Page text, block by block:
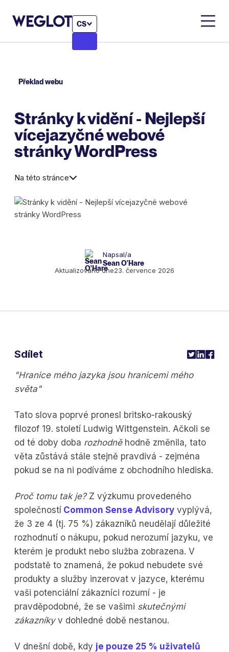
CS
Překlad webu
Stránky k vidění - Nejlepší
vícejazyčné webové
stránky WordPress
Na této stránce
Napsal/a
Sean O'Hare
Aktualizováno dne23. července 2026
"Hranice mého jazyka jsou hranicemi mého
světa"
Tato slova poprvé pronesl britsko-rakouský
filozof 19. století Ludwig Wittgenstein. Ačkoli se
od té doby doba rozhodněhodně změnila, tato
věta zůstává stále stejně pravdivá - zejména
pokud se na ni podíváme z obchodního hlediska.
Proč tomu tak je?Z výzkumu provedeného
společností Common Sense Advisory vyplývá,
že 3 ze 4 (tj. 75 %) zákazníků neudělají důležité
rozhodnutí o nákupu, pokud nerozumí jazyku, ve
kterém je produkt nebo služba zobrazena. V
podstatě to znamená, že pokud nebudete své
produkty a služby inzerovat v jazyce, kterému
vaši potenciální zákazníci rozumí - je
pravděpodobné, že se vašimi skutečnými
zákazníky v dohledné době nestanou.
V dnešní době, kdy je pouze 25 % uživatelů
Sdílet